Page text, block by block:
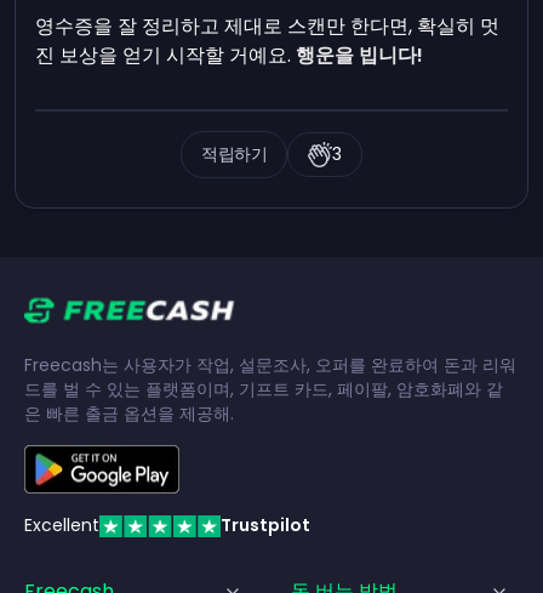
영수증을 잘 정리하고 제대로 스캔만 한다면, 확실히 멋
진 보상을 얻기 시작할 거예요. 행운을 빕니다!
적립하기 3
Freecash는 사용자가 작업, 설문조사, 오퍼를 완료하여 돈과 리워
드를 벌 수 있는 플랫폼이며, 기프트 카드, 페이팔, 암호화폐와 같
은 빠른 출금 옵션을 제공해.
Excellent Trustpilot